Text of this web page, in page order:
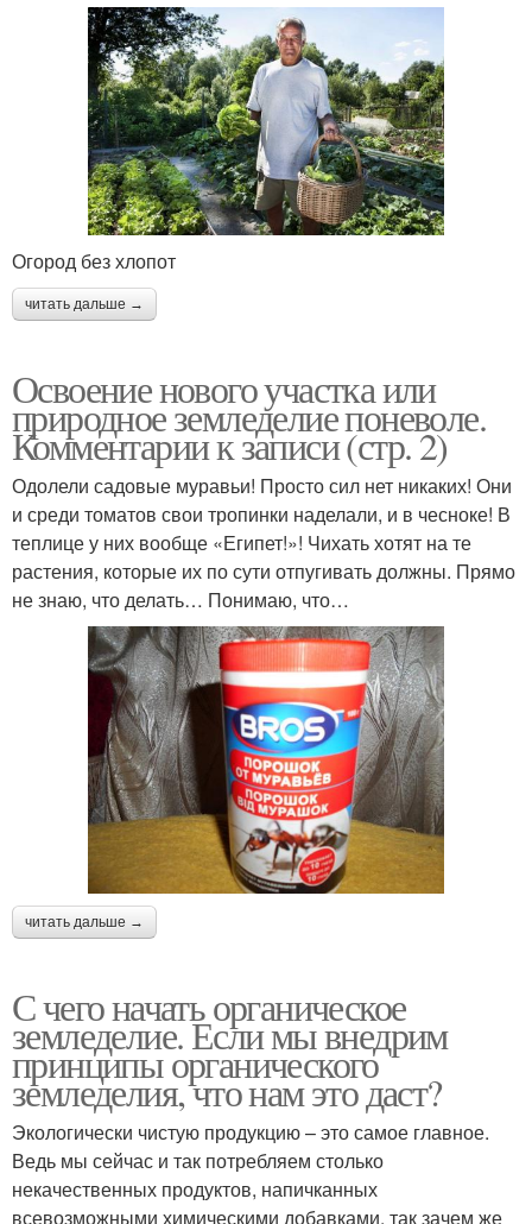
Огород без хлопот
читать дальше →
Освоение нового участка или
природное земледелие поневоле.
Комментарии к записи (стр. 2)
Одолели садовые муравьи! Просто сил нет никаких! Они
и среди томатов свои тропинки наделали, и в чесноке! В
теплице у них вообще «Египет!»! Чихать хотят на те
растения, которые их по сути отпугивать должны. Прямо
не знаю, что делать… Понимаю, что…
читать дальше →
С чего начать органическое
земледелие. Если мы внедрим
принципы органического
земледелия, что нам это даст?
Экологически чистую продукцию – это самое главное.
Ведь мы сейчас и так потребляем столько
некачественных продуктов, напичканных
всевозможными химическими добавками, так зачем же